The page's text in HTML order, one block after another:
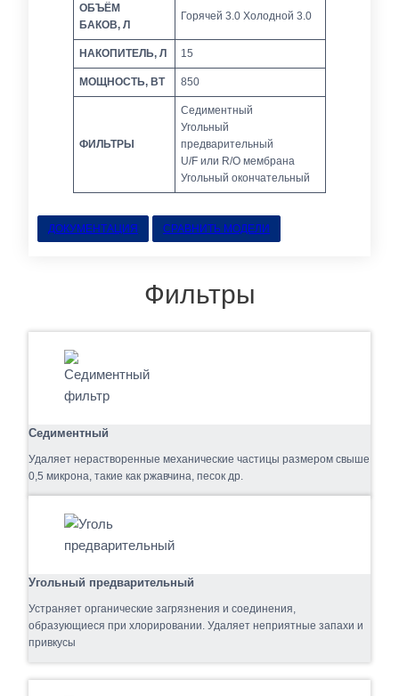
ОБЪЁМ
БАКОВ, Л
Горячей 3.0 Холодной 3.0
НАКОПИТЕЛЬ, Л 15
МОЩНОСТЬ, ВТ 850
ФИЛЬТРЫ
Седиментный
Угольный
предварительный
U/F или R/O мембрана
Угольный окончательный
ДОКУМЕНТАЦИЯ СРАВНИТЬ МОДЕЛИ
Фильтры
Седиментный
Удаляет нерастворенные механические частицы размером свыше
0,5 микрона, такие как ржавчина, песок др.
Угольный предварительный
Устраняет органические загрязнения и соединения,
образующиеся при хлорировании. Удаляет неприятные запахи и
привкусы